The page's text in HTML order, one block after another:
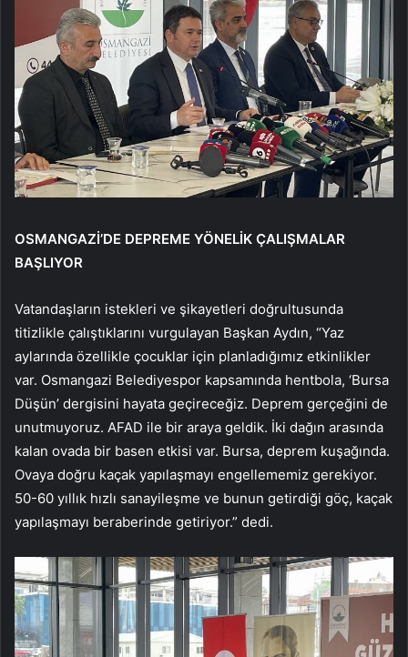
OSMANGAZİ’DE DEPREME YÖNELİK ÇALIŞMALAR
BAŞLIYOR
Vatandaşların istekleri ve şikayetleri doğrultusunda
titizlikle çalıştıklarını vurgulayan Başkan Aydın, “Yaz
aylarında özellikle çocuklar için planladığımız etkinlikler
var. Osmangazi Belediyespor kapsamında hentbola, ‘Bursa
Düşün’ dergisini hayata geçireceğiz. Deprem gerçeğini de
unutmuyoruz. AFAD ile bir araya geldik. İki dağın arasında
kalan ovada bir basen etkisi var. Bursa, deprem kuşağında.
Ovaya doğru kaçak yapılaşmayı engellememiz gerekiyor.
50-60 yıllık hızlı sanayileşme ve bunun getirdiği göç, kaçak
yapılaşmayı beraberinde getiriyor.” dedi.